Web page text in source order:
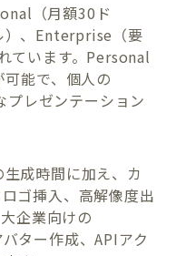
（月額30ド
、Enterprise（要
ています。Personal
能で、個人の
レゼンテーション
成時間に加え、カ
ゴ挿入、高解像度出
企業向けの
ター作成、APIアク